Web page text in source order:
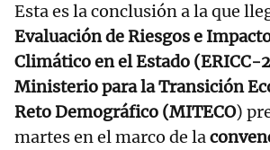
Esta es la conclusión a la que
Evaluación de Riesgos e
Climático en el Estado (ERICC-
Ministerio para la Transición
Reto Demográfico (MITECO)
martes en el marco de la